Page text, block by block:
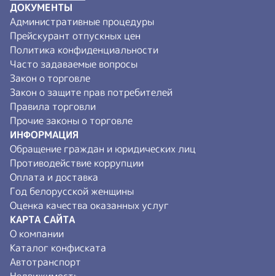
ДОКУМЕНТЫ
Административные процедуры
Прейскурант отпускных цен
Политика конфиденциальности
Часто задаваемые вопросы
Закон о торговле
Закон о защите прав потребителей
Правила торговли
Прочие законы о торговле
ИНФОРМАЦИЯ
Обращение граждан и юридических лиц
Противодействие коррупции
Оплата и доставка
Год белорусской женщины
Оценка качества оказанных услуг
КАРТА САЙТА
О компании
Каталог конфиската
Автотранспорт